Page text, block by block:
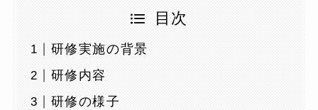
目次
研修実施の背景
研修内容
研修の様子